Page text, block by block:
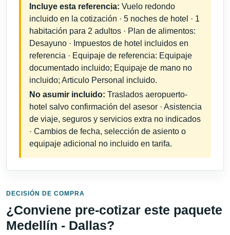
Incluye esta referencia: Vuelo redondo
incluido en la cotización · 5 noches de hotel · 1
habitación para 2 adultos · Plan de alimentos:
Desayuno · Impuestos de hotel incluidos en
referencia · Equipaje de referencia: Equipaje
documentado incluido; Equipaje de mano no
incluido; Articulo Personal incluido.
No asumir incluido: Traslados aeropuerto-
hotel salvo confirmación del asesor · Asistencia
de viaje, seguros y servicios extra no indicados
· Cambios de fecha, selección de asiento o
equipaje adicional no incluido en tarifa.
DECISIÓN DE COMPRA
¿Conviene pre-cotizar este paquete
Medellín - Dallas?